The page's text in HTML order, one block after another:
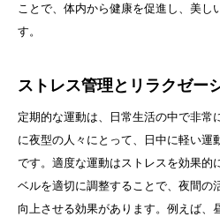
ことで、体内から健康を促進し、美し
す。
ストレス管理とリラクゼー
定期的な運動は、日常生活の中で非常
に夜型の人々にとって、日中に軽い運
です。適度な運動はストレスを効果的
ベルを適切に調整することで、夜間の
向上させる効果があります。例えば、